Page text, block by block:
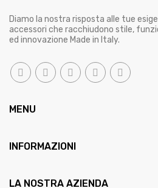
Diamo la nostra risposta alle tue
accessori che racchiudono stile,
ed innovazione Made in Italy.
MENU
INFORMAZIONI
LA NOSTRA AZIENDA